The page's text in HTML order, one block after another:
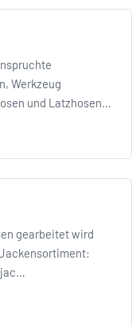
Werkzeug
und Latzhosen…
gearbeitet wird